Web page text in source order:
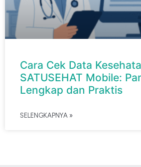
Cara Cek Data
SATUSEHAT Mobile:
Lengkap dan Praktis
SELENGKAPNYA »